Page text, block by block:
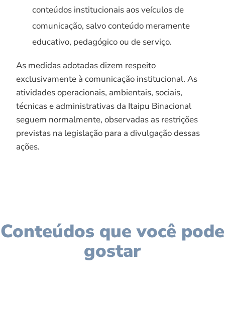
conteúdos institucionais aos veículos de
comunicação, salvo conteúdo meramente
educativo, pedagógico ou de serviço.
As medidas adotadas dizem respeito
exclusivamente à comunicação institucional. As
atividades operacionais, ambientais, sociais,
técnicas e administrativas da Itaipu Binacional
seguem normalmente, observadas as restrições
previstas na legislação para a divulgação dessas
ações.
Conteúdos que você pode
gostar